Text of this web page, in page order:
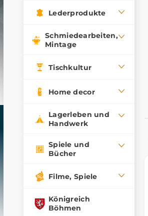
Lederprodukte
Schmiedearbeiten,
Mintage
Tischkultur
Home decor
Lagerleben und
Handwerk
Spiele und
Bücher
Filme, Spiele
Königreich
Böhmen